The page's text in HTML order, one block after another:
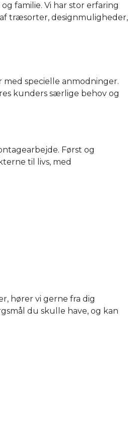
familie. Vi har stor erfaring
træsorter, designmuligheder,
specielle anmodninger.
kunders særlige behov og
Først og
til livs, med
hører vi gerne fra dig
du skulle have, og kan